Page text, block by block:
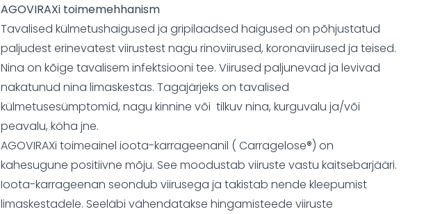
AGOVIRAXi toimemehhanism
Tavalised külmetushaigused ja gripilaadsed haigused on põhjustatud
paljudest erinevatest viirustest nagu rinoviirused, koronaviirused ja teised.
Nina on kõige tavalisem infektsiooni tee. Viirused paljunevad ja levivad
nakatunud nina limaskestas. Tagajärjeks on tavalised
külmetusesümptomid, nagu kinnine või tilkuv nina, kurguvalu ja/või
peavalu, köha jne.
AGOVIRAXi toimeainel ioota-karrageenanil ( Carragelose®) on
kahesugune positiivne mõju. See moodustab viiruste vastu kaitsebarjääri.
Ioota-karrageenan seondub viirusega ja takistab nende kleepumist
limaskestadele. Seeläbi vähendatakse hingamisteede viiruste